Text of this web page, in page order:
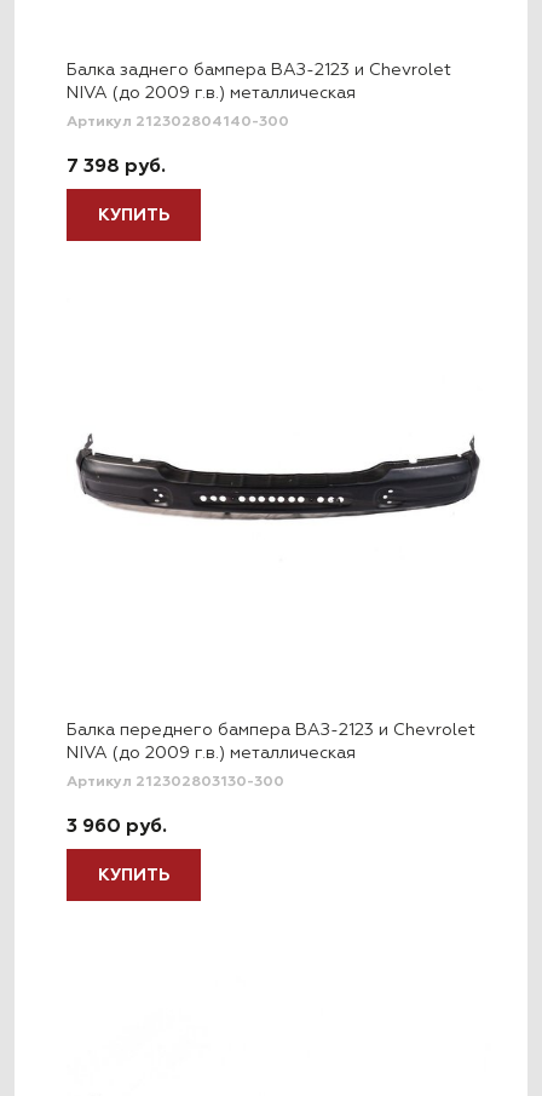
Балка заднего бампера ВАЗ-2123 и Chevrolet
NIVA (до 2009 г.в.) металлическая
Артикул 212302804140-300
7 398 руб.
КУПИТЬ
Балка переднего бампера ВАЗ-2123 и Chevrolet
NIVA (до 2009 г.в.) металлическая
Артикул 212302803130-300
3 960 руб.
КУПИТЬ